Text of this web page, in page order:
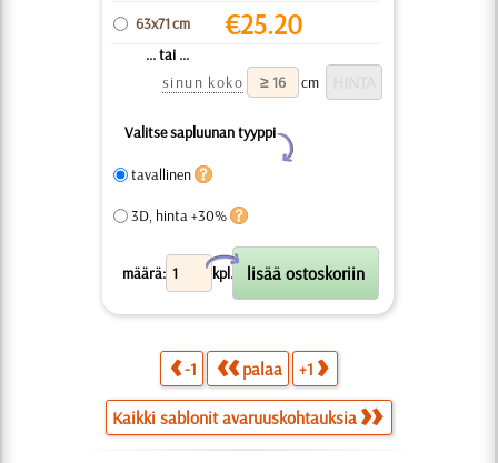
63x71 cm €25.20
... tai ...
sinun koko
cm
Valitse sapluunan tyyppi
Y
tavallinen
3D, hinta +30%
määrä: kpl.
X
-1 palaa +1
Kaikki sablonit avaruuskohtauksia